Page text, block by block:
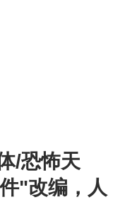
/恐怖天
"改编，人